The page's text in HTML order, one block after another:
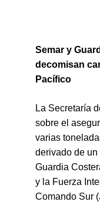
Semar y
decomisan
Pacífico
La Secretaría
sobre el
varias
derivado de
Guardia
y la Fuerza
Comando Sur